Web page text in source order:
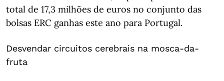
total de 17,3 milhões de euros no conjunto das
bolsas ERC ganhas este ano para Portugal.
Desvendar circuitos cerebrais na mosca-da-
fruta